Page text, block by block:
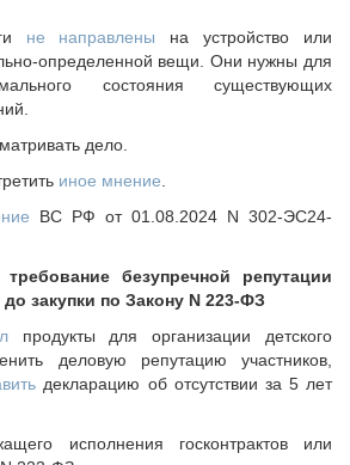
не направлены на устройство или
определенной вещи. Они нужны для
состояния существующих
дело.
иное мнение
ВС РФ от 01.08.2024 N 302-ЭС24-
безупречной репутации
до закупки по Закону N 223-ФЗ
продукты для организации детского
деловую репутацию участников,
декларацию об отсутствии за 5 лет
исполнения госконтрактов или